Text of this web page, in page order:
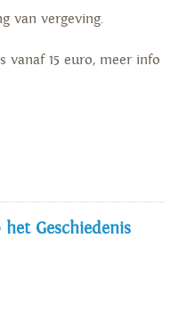
van vergeving.
vanaf 15 euro, meer info
Geschiedenis